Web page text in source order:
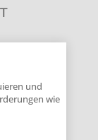
und
wie